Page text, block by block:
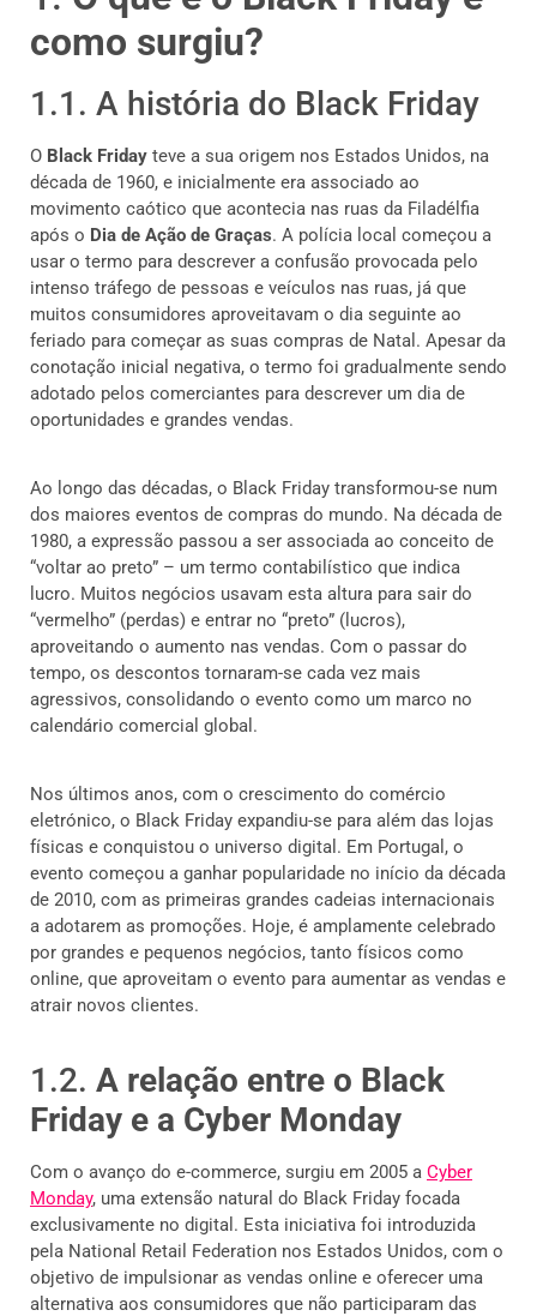
como surgiu?
1.1. A história do Black Friday
O Black Friday teve a sua origem nos Estados Unidos, na
década de 1960, e inicialmente era associado ao
movimento caótico que acontecia nas ruas da Filadélfia
após o Dia de Ação de Graças. A polícia local começou a
usar o termo para descrever a confusão provocada pelo
intenso tráfego de pessoas e veículos nas ruas, já que
muitos consumidores aproveitavam o dia seguinte ao
feriado para começar as suas compras de Natal. Apesar da
conotação inicial negativa, o termo foi gradualmente sendo
adotado pelos comerciantes para descrever um dia de
oportunidades e grandes vendas.
Ao longo das décadas, o Black Friday transformou-se num
dos maiores eventos de compras do mundo. Na década de
1980, a expressão passou a ser associada ao conceito de
“voltar ao preto” – um termo contabilístico que indica
lucro. Muitos negócios usavam esta altura para sair do
“vermelho” (perdas) e entrar no “preto” (lucros),
aproveitando o aumento nas vendas. Com o passar do
tempo, os descontos tornaram-se cada vez mais
agressivos, consolidando o evento como um marco no
calendário comercial global.
Nos últimos anos, com o crescimento do comércio
eletrónico, o Black Friday expandiu-se para além das lojas
físicas e conquistou o universo digital. Em Portugal, o
evento começou a ganhar popularidade no início da década
de 2010, com as primeiras grandes cadeias internacionais
a adotarem as promoções. Hoje, é amplamente celebrado
por grandes e pequenos negócios, tanto físicos como
online, que aproveitam o evento para aumentar as vendas e
atrair novos clientes.
1.2. A relação entre o Black
Friday e a Cyber Monday
Com o avanço do e-commerce, surgiu em 2005 a Cyber
Monday, uma extensão natural do Black Friday focada
exclusivamente no digital. Esta iniciativa foi introduzida
pela National Retail Federation nos Estados Unidos, com o
objetivo de impulsionar as vendas online e oferecer uma
alternativa aos consumidores que não participaram das